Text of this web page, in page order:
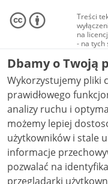
Treści
na
- na tych
audio i
Creative
NC-ND
Dbamy o Twoją
Wykorzystujemy pliki
prawidłowego
analizy ruchu i
możemy lepiej
użytkowników i stale
informacje
pozwalać na
przeglądarki